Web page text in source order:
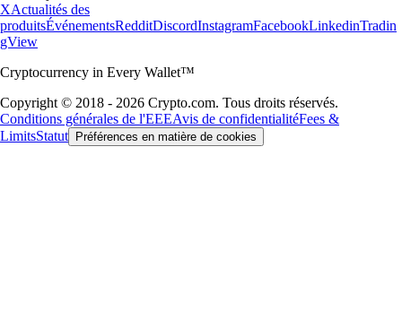
XActualités des
produitsÉvénementsRedditDiscordInstagramFacebookLinkedinTradin
gView
Cryptocurrency in Every Wallet™
Copyright © 2018 - 2026 Crypto.com. Tous droits réservés.
Conditions générales de l'EEEAvis de confidentialitéFees &
LimitsStatut Préférences en matière de cookies